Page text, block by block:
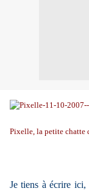
Pixelle, la petite chatte
Je tiens à écrire